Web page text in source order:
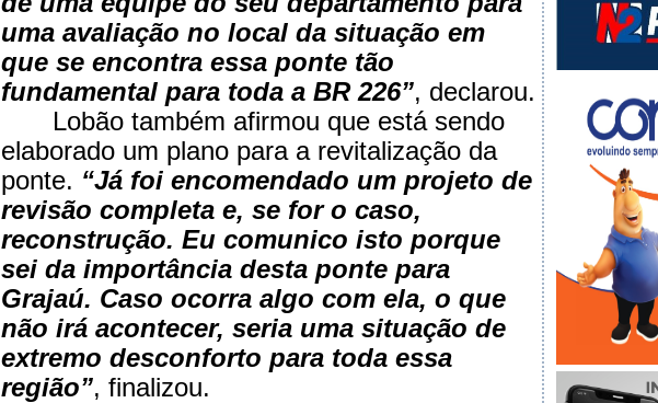
uma avaliação no local da situação em
que se encontra essa ponte tão
fundamental para toda a BR 226”, declarou.
Lobão também afirmou que está sendo
elaborado um plano para a revitalização da
ponte. “Já foi encomendado um projeto de
revisão completa e, se for o caso,
reconstrução. Eu comunico isto porque
sei da importância desta ponte para
Grajaú. Caso ocorra algo com ela, o que
não irá acontecer, seria uma situação de
extremo desconforto para toda essa
região”, finalizou.